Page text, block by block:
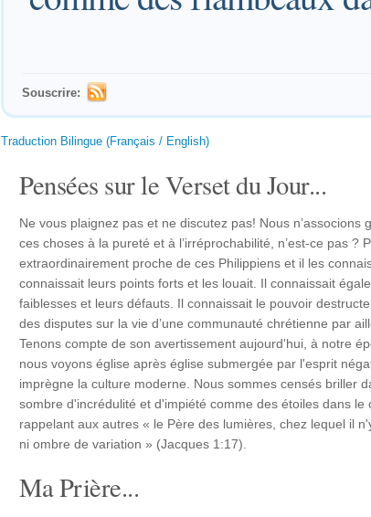
Souscrire:
Traduction Bilingue (Français / English)
Pensées sur le Verset du Jour...
Ne vous plaignez pas et ne discutez pas! Nous n’associons
ces choses à la pureté et à l’irréprochabilité, n’est-ce pas ?
extraordinairement proche de ces Philippiens et il les
connaissait leurs points forts et les louait. Il connaissait
faiblesses et leurs défauts. Il connaissait le pouvoir
des disputes sur la vie d’une communauté chrétienne par
Tenons compte de son avertissement aujourd'hui, à notre
nous voyons église après église submergée par l'esprit
imprègne la culture moderne. Nous sommes censés briller
sombre d'incrédulité et d'impiété comme des étoiles dans le
rappelant aux autres « le Père des lumières, chez lequel il
ni ombre de variation » (Jacques 1:17).
Ma Prière...